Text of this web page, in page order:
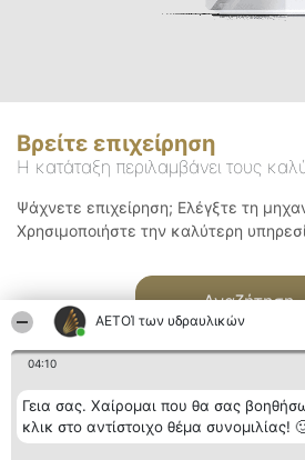
ΑΕΤΟΊ των υδραυλικών
04:10
Γεια σας. Χαίρομαι που θα σας
κλικ στο αντίστοιχο θέμα συνομιλίας!
Βρείτε επιχείρηση
Η κατάταξη περιλαμβάνει τους
Ψάχνετε επιχείρηση; Ελέγξτε τη
Χρησιμοποιήστε την καλύτερη
Αναζήτηση